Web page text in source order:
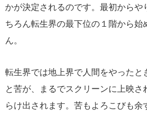
かが決定されるのです。最初からや
ちろん転生界の最下位の１階から始
ん。
転生界では地上界で人間をやったと
と苦が、まるでスクリーンに上映さ
らけ出されます。苦もよろこびも余